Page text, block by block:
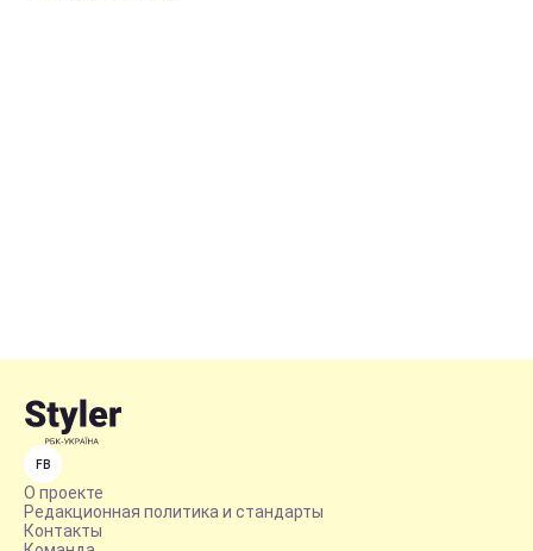
FB
О проекте
Редакционная политика и стандарты
Контакты